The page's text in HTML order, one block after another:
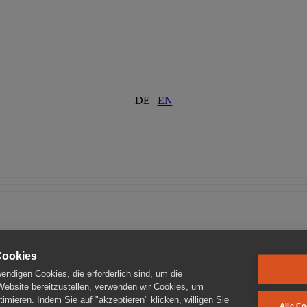
DE | EN
Cookies, die erforderlich sind, um die
bereitzustellen, verwenden wir Cookies, um
Indem Sie auf "akzeptieren" klicken, willigen Sie
Alle